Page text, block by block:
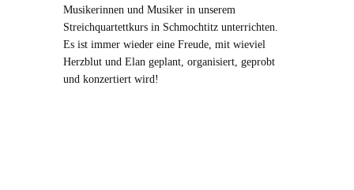
Musikerinnen und Musiker in unserem
Streichquartettkurs in Schmochtitz unterrichten.
Es ist immer wieder eine Freude, mit wieviel
Herzblut und Elan geplant, organisiert, geprobt
und konzertiert wird!